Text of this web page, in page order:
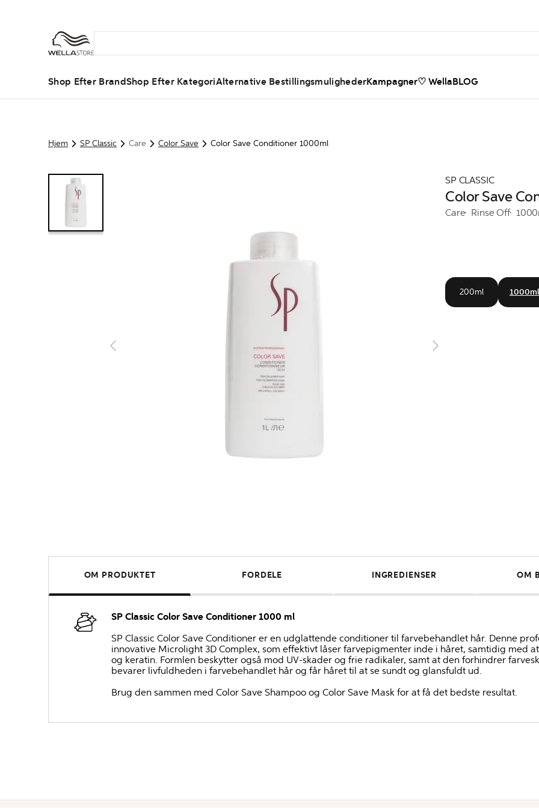
Shop Efter BrandShop Efter KategoriAlternative BestillingsmulighederKampagner♡ WellaBLOG
Hjem SP Classic Care Color Save Color Save Conditioner 1000ml
SP CLASSIC
Color Save
Care Rinse Off
200ml 1000ml
OM PRODUKTET FORDELE INGREDIENSER OM
SP Classic Color Save Conditioner 1000 ml
SP Classic Color Save Conditioner er en udglattende conditioner til farvebehandlet hår. Denne
innovative Microlight 3D Complex, som effektivt låser farvepigmenter inde i håret, samtidig med
og keratin. Formlen beskytter også mod UV-skader og frie radikaler, samt at den forhindrer
bevarer livfuldheden i farvebehandlet hår og får håret til at se sundt og glansfuldt ud.
Brug den sammen med Color Save Shampoo og Color Save Mask for at få det bedste resultat.